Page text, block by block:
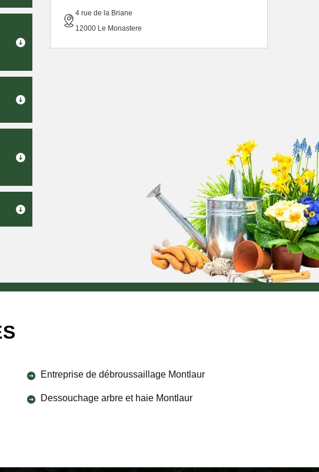
4 rue de la Briane
12000 Le Monastere
Entreprise de débroussaillage Montlaur
Dessouchage arbre et haie Montlaur